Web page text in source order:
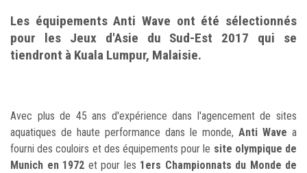
Les équipements Anti Wave ont été sélectionnés
pour les Jeux d'Asie du Sud-Est 2017 qui se
tiendront à Kuala Lumpur, Malaisie.
Avec plus de 45 ans d'expérience dans l'agencement de sites
aquatiques de haute performance dans le monde, Anti Wave a
fourni des couloirs et des équipements pour le site olympique de
Munich en 1972 et pour les 1ers Championnats du Monde de